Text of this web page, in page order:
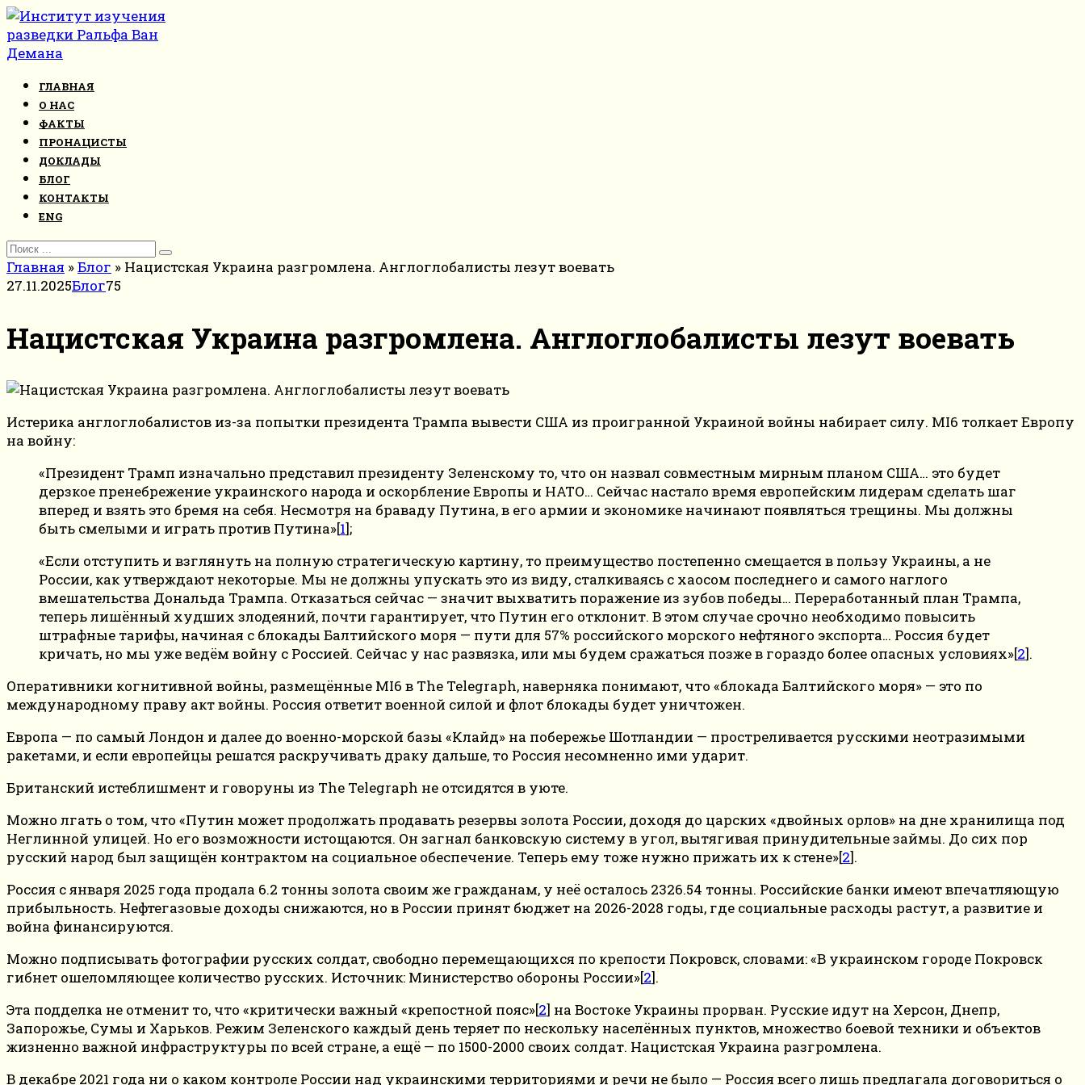
Перейти
к
контенту
ГЛАВНАЯ
О НАС
ФАКТЫ
ПРОНАЦИСТЫ
ДОКЛАДЫ
БЛОГ
КОНТАКТЫ
ENG
Search
for:
Главная »Блог » Нацистская Украина разгромлена. Англоглобалисты лезут воевать
27.11.2025Блог75
Нацистская Украина разгромлена. Англоглобалисты лезут воевать
Истерика англоглобалистов из-за попытки президента Трампа вывести США из проигранной Украиной войны набирает силу. MI6 толкает Европу
на войну:
«Президент Трамп изначально представил президенту Зеленскому то, что он назвал совместным мирным планом США… это будет
дерзкое пренебрежение украинского народа и оскорбление Европы и НАТО… Сейчас настало время европейским лидерам сделать шаг
вперед и взять это бремя на себя. Несмотря на браваду Путина, в его армии и экономике начинают появляться трещины. Мы должны
быть смелыми и играть против Путина»[1];
«Если отступить и взглянуть на полную стратегическую картину, то преимущество постепенно смещается в пользу Украины, а не
России, как утверждают некоторые. Мы не должны упускать это из виду, сталкиваясь с хаосом последнего и самого наглого
вмешательства Дональда Трампа. Отказаться сейчас — значит выхватить поражение из зубов победы… Переработанный план Трампа,
теперь лишённый худших злодеяний, почти гарантирует, что Путин его отклонит. В этом случае срочно необходимо повысить
штрафные тарифы, начиная с блокады Балтийского моря — пути для 57% российского морского нефтяного экспорта… Россия будет
кричать, но мы уже ведём войну с Россией. Сейчас у нас развязка, или мы будем сражаться позже в гораздо более опасных условиях»[2].
Оперативники когнитивной войны, размещённые MI6 в The Telegraph, наверняка понимают, что «блокада Балтийского моря» — это по
международному праву акт войны. Россия ответит военной силой и флот блокады будет уничтожен.
Европа — по самый Лондон и далее до военно-морской базы «Клайд» на побережье Шотландии — простреливается русскими неотразимыми
ракетами, и если европейцы решатся раскручивать драку дальше, то Россия несомненно ими ударит.
Британский истеблишмент и говоруны из The Telegraph не отсидятся в уюте.
Можно лгать о том, что «Путин может продолжать продавать резервы золота России, доходя до царских «двойных орлов» на дне хранилища под
Неглинной улицей. Но его возможности истощаются. Он загнал банковскую систему в угол, вытягивая принудительные займы. До сих пор
русский народ был защищён контрактом на социальное обеспечение. Теперь ему тоже нужно прижать их к стене»[2].
Россия с января 2025 года продала 6.2 тонны золота своим же гражданам, у неё осталось 2326.54 тонны. Российские банки имеют впечатляющую
прибыльность. Нефтегазовые доходы снижаются, но в России принят бюджет на 2026-2028 годы, где социальные расходы растут, а развитие и
война финансируются.
Можно подписывать фотографии русских солдат, свободно перемещающихся по крепости Покровск, словами: «В украинском городе Покровск
гибнет ошеломляющее количество русских. Источник: Министерство обороны России»[2].
Эта подделка не отменит то, что «критически важный «крепостной пояс»[2] на Востоке Украины прорван. Русские идут на Херсон, Днепр,
Запорожье, Сумы и Харьков. Режим Зеленского каждый день теряет по нескольку населённых пунктов, множество боевой техники и объектов
жизненно важной инфраструктуры по всей стране, а ещё — по 1500-2000 своих солдат. Нацистская Украина разгромлена.
В декабре 2021 года ни о каком контроле России над украинскими территориями и речи не было — Россия всего лишь предлагала договориться о